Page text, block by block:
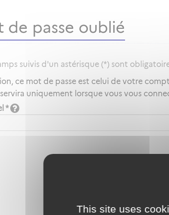
This site uses
de passe oublié
suivis d'un astérisque (*) sont
ce mot de passe est celui de votre
uniquement lorsque vous vous
*